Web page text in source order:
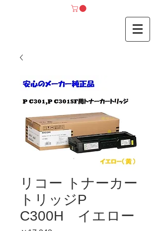
リコー トナーカー
トリッジP
C300H イエロー